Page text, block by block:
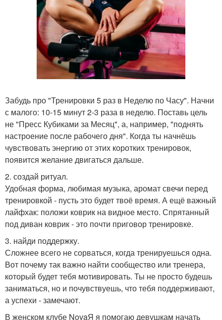
Забудь про "Тренировки 5 раз в Неделю по Часу". Начни
с малого: 10-15 минут 2-3 раза в неделю. Поставь цель
не "Пресс Кубиками за Месяц", а, например, "поднять
настроение после рабочего дня". Когда ты начнёшь
чувствовать энергию от этих коротких тренировок,
появится желание двигаться дальше.
2. создай ритуал.
Удобная форма, любимая музыка, аромат свечи перед
тренировкой - пусть это будет твоё время. А ещё важный
лайфхак: положи коврик на видное место. Спрятанный
под диван коврик - это почти приговор тренировке.
3. найди поддержку.
Сложнее всего не сорваться, когда тренируешься одна.
Вот почему так важно найти сообщество или тренера,
который будет тебя мотивировать. Ты не просто будешь
заниматься, но и почувствуешь, что тебя поддерживают,
а успехи - замечают.
В женском клубе NovaЯ я помогаю девушкам начать